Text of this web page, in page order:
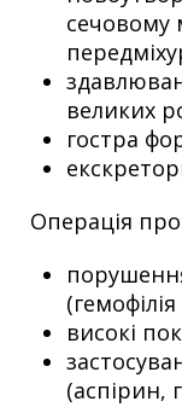
сечовому
великих
гостра
Операція
високі
(аспірин,